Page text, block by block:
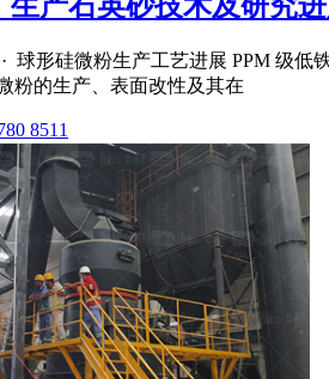
生产石英砂技术及研究
球形硅微粉生产工艺进展 PPM 级
粉的生产、表面改性及其在
8511